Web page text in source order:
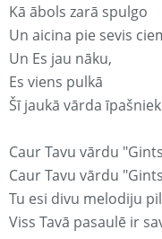
Kā ābols zarā spulgo
Un aicina pie sevis
Un Es jau nāku,
Es viens pulkā
Šī jaukā vārda
Caur Tavu vārdu
Caur Tavu vārdu
Tu esi divu melodiju
Viss Tavā pasaulē ir